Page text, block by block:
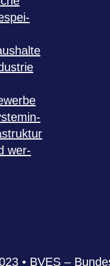
wer­
• BVES –